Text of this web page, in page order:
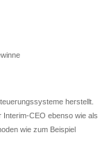
herstellt.
Interim-CEO ebenso wie als
wie zum Beispiel